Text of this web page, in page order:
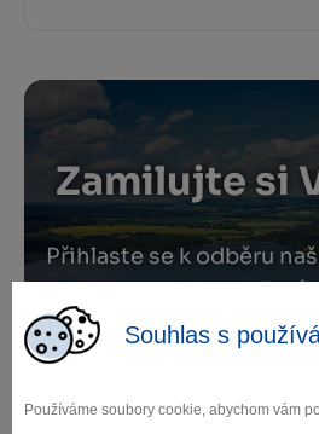
Souhlas s
Používáme soubory cookie, abychom vám
Zamilujte si
Přihlaste se k odběru
o
Záleží nám na ochraně